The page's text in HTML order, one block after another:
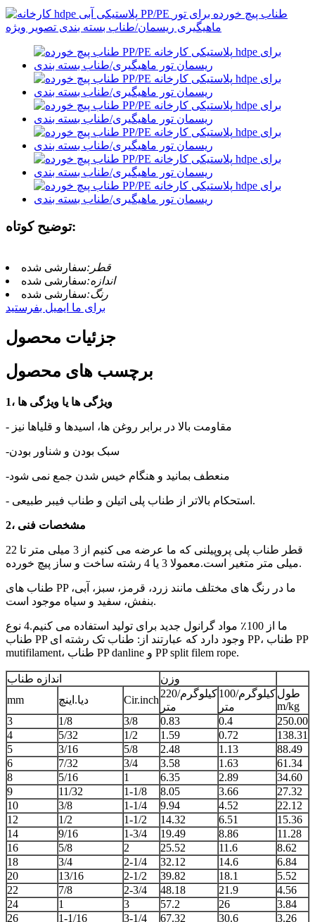
توضیح کوتاه:
قطر:سفارشی شده
اندازه:سفارشی شده
رنگ:سفارشی شده
برای ما ایمیل بفرستید
جزئیات محصول
برچسب های محصول
1، ویژگی ها یا ویژگی ها
- مقاومت بالا در برابر روغن ها، اسیدها و قلیاها نیز
-سبک بودن و شناور بودن
-منعطف بمانید و هنگام خیس شدن جمع نمی شود
- استحکام بالاتر از طناب پلی اتیلن و طناب فیبر طبیعی.
2، مشخصات فنی
قطر طناب پلی پروپیلنی که ما عرضه می کنیم از 3 میلی متر تا 22
میلی متر متغیر است.معمولا 3 یا 4 رشته ساخت و ساز پیچ خورده.
طناب های PP ما در رنگ های مختلف مانند زرد، قرمز، سبز، آبی،
بنفش، سفید و سیاه موجود است.
ما از 100٪ مواد گرانول جدید برای تولید استفاده می کنیم.4 نوع
طناب PP وجود دارد که عبارتند از: طناب تک رشته ای PP، طناب PP
mutifilament، طناب PP danline و PP split filem rope.
اندازه طناب
وزن
mm
دیا.اینچ Cir.inch
کیلوگرم/220
متر
کیلوگرم/100
متر
طول
m/kg
3
1/8 3/8 0.83 0.4
250.00
4
5/32 1/2 1.59 0.72
138.31
5
3/16 5/8 2.48 1.13
88.49
6
7/32 3/4 3.58 1.63
61.34
8
5/16 1 6.35 2.89
34.60
9
11/32 1-1/8 8.05 3.66
27.32
10
3/8 1-1/4 9.94 4.52
22.12
12
1/2 1-1/2 14.32 6.51
15.36
14
9/16 1-3/4 19.49 8.86
11.28
16
5/8 2 25.52 11.6
8.62
18
3/4 2-1/4 32.12 14.6
6.84
20
13/16 2-1/2 39.82 18.1
5.52
22
7/8 2-3/4 48.18 21.9
4.56
24
1 3 57.2 26
3.84
26
1-1/16 3-1/4 67.32 30.6 3.26